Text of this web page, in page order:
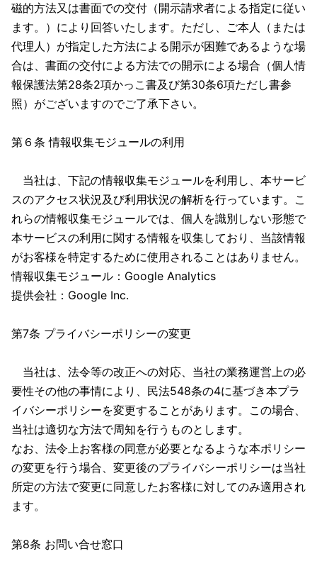
磁的方法又は書面での交付（開示請求者による指定に従い
ます。）により回答いたします。ただし、ご本人（または
代理人）が指定した方法による開示が困難であるような場
合は、書面の交付による方法での開示による場合（個人情
報保護法第28条2項かっこ書及び第30条6項ただし書参
照）がございますのでご了承下さい。
第６条 情報収集モジュールの利用
当社は、下記の情報収集モジュールを利用し、本サービ
スのアクセス状況及び利用状況の解析を行っています。こ
れらの情報収集モジュールでは、個人を識別しない形態で
本サービスの利用に関する情報を収集しており、当該情報
がお客様を特定するために使用されることはありません。
情報収集モジュール：Google Analytics
提供会社：Google Inc.
第7条 プライバシーポリシーの変更
当社は、法令等の改正への対応、当社の業務運営上の必
要性その他の事情により、民法548条の4に基づき本プラ
イバシーポリシーを変更することがあります。この場合、
当社は適切な方法で周知を行うものとします。
なお、法令上お客様の同意が必要となるような本ポリシー
の変更を行う場合、変更後のプライバシーポリシーは当社
所定の方法で変更に同意したお客様に対してのみ適用され
ます。
第8条 お問い合せ窓口